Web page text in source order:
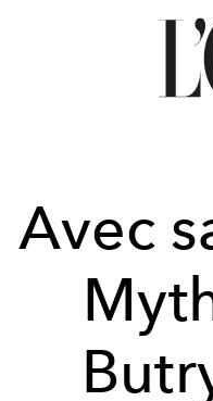
Avec